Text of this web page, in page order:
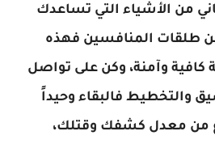
من الأشياء التي تساعدك
طلقات المنافسين فهذه
كافية وآمنة، وكن على تواصل
والتخطيط فالبقاء وحيداً
من معدل كشفك وقتلك،